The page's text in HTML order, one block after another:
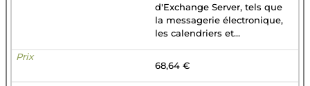
d'Exchange Server, tels que
la messagerie électronique,
les calendriers et...
68,64 €